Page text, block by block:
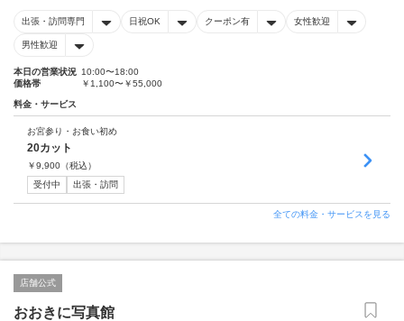
出張・訪問専門 日祝OK クーポン有 女性歓迎
男性歓迎
本日の営業状況 10:00〜18:00
価格帯
￥1,100〜￥55,000
料金・サービス
お宮参り・お食い初め
20カット
￥9,900 （税込）
受付中
出張・訪問
全ての料金・サービスを見る
店舗公式
おおきに写真館